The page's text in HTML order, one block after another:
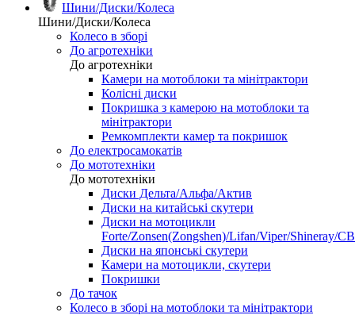
Шини/Диски/Колеса
Шини/Диски/Колеса
Колесо в зборі
До агротехніки
До агротехніки
Камери на мотоблоки та мінітрактори
Колісні диски
Покришка з камерою на мотоблоки та
мінітрактори
Ремкомплекти камер та покришок
До електросамокатів
До мототехніки
До мототехніки
Диски Дельта/Альфа/Актив
Диски на китайські скутери
Диски на мотоцикли
Forte/Zonsen(Zongshen)/Lifan/Viper/Shineray/CB
Диски на японські скутери
Камери на мотоцикли, скутери
Покришки
До тачок
Колесо в зборі на мотоблоки та мінітрактори